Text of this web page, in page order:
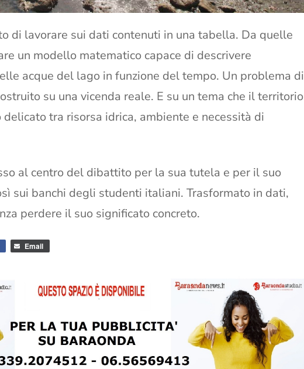
di lavorare sui dati contenuti in una tabella. Da quelle
un modello matematico capace di descrivere
acque del lago in funzione del tempo. Un problema di
su una vicenda reale. E su un tema che il territorio
delicato tra risorsa idrica, ambiente e necessità di
al centro del dibattito per la sua tutela e per il suo
sui banchi degli studenti italiani. Trasformato in dati,
perdere il suo significato concreto.
Email